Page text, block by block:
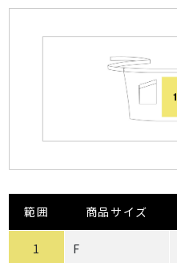
範囲 商品サイズ
1 F